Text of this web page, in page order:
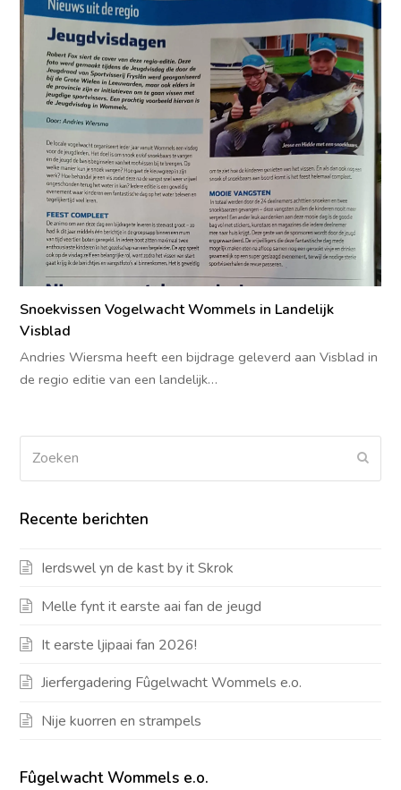
Snoekvissen Vogelwacht Wommels in Landelijk
Visblad
Andries Wiersma heeft een bijdrage geleverd aan Visblad in
de regio editie van een landelijk…
Recente berichten
Ierdswel yn de kast by it Skrok
Melle fynt it earste aai fan de jeugd
It earste ljipaai fan 2026!
Jierfergadering Fûgelwacht Wommels e.o.
Nije kuorren en strampels
Fûgelwacht Wommels e.o.